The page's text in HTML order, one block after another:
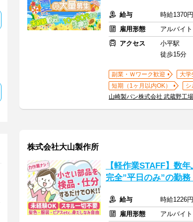
給与
時給1370
雇用形態
アルバイ
アクセス
小平駅
徒歩15分
副業・Ｗワーク歓迎 大学
短期（1ヶ月以内OK）
シ
山崎製パン株式会社 武蔵野工
株式会社大山製作所
【軽作業STAFF】数
完全”平日のみ”の勤務
給与
時給1226
雇用形態
アルバイ